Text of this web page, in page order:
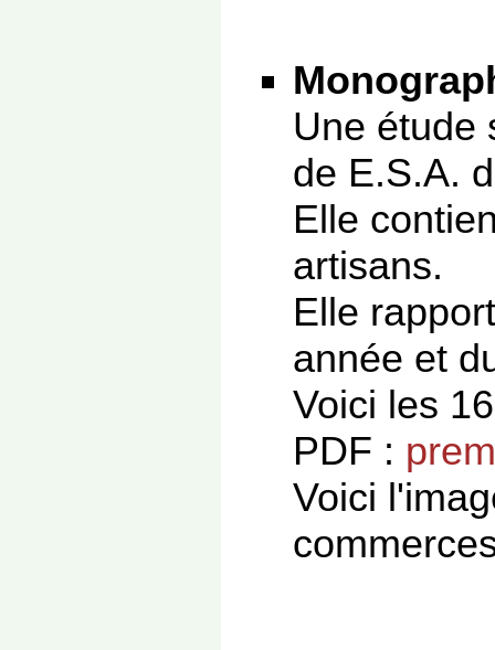
Une étude
de E.S.A.
Elle
artisans.
Elle
année et
Voici les
PDF :
Voici